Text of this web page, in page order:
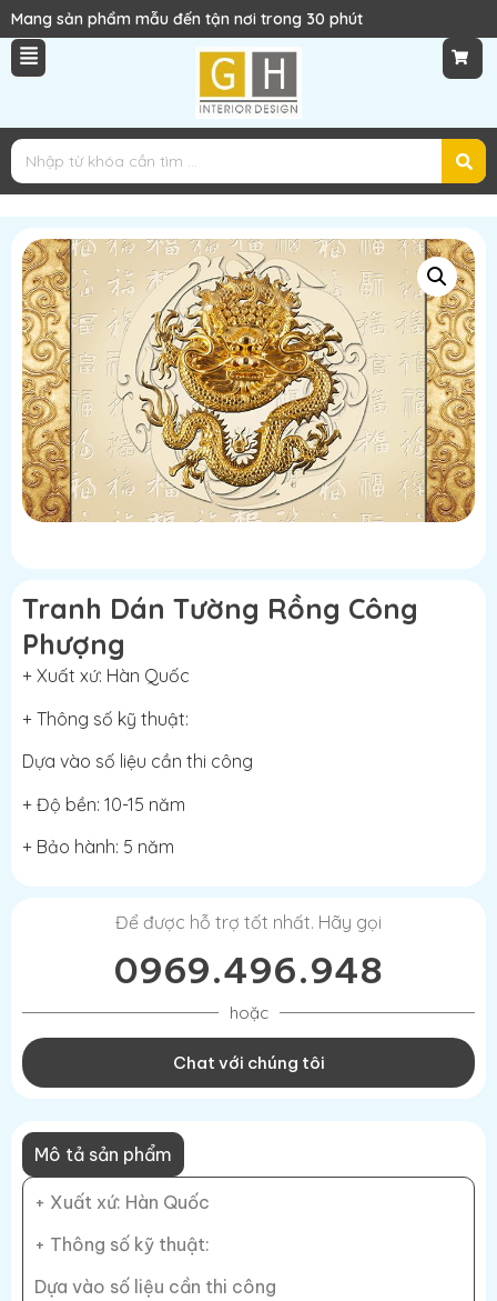
Mang sản phẩm mẫu đến tận nơi trong 30 phút
Tranh Dán Tường Rồng Công
Phượng
+ Xuất xứ: Hàn Quốc
+ Thông số kỹ thuật:
Dựa vào số liệu cần thi công
+ Độ bền: 10-15 năm
+ Bảo hành: 5 năm
Để được hỗ trợ tốt nhất. Hãy gọi
0969.496.948
hoặc
Chat với chúng tôi
Mô tả sản phẩm
+ Xuất xứ: Hàn Quốc
+ Thông số kỹ thuật:
Dựa vào số liệu cần thi công